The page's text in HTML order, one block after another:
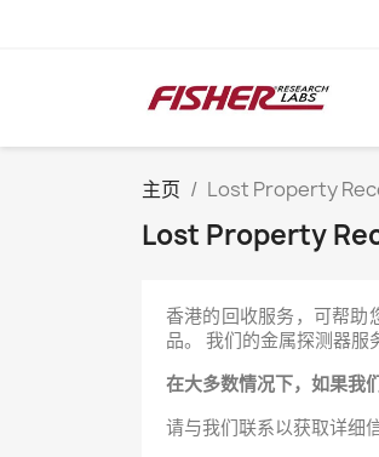
主页 Lost Property
Lost Property
香港的回收服务，可帮助
品。 我们的金属探测器服
在大多数情况下，如果我
请与我们联系以获取详细